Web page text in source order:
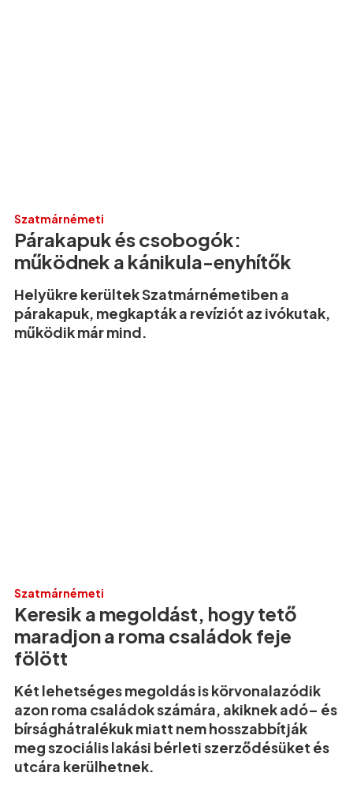
Szatmárnémeti
Párakapuk és csobogók:
működnek a kánikula-enyhítők
Helyükre kerültek Szatmárnémetiben a
párakapuk, megkapták a revíziót az ivókutak,
működik már mind.
Szatmárnémeti
Keresik a megoldást, hogy tető
maradjon a roma családok feje
fölött
Két lehetséges megoldás is körvonalazódik
azon roma családok számára, akiknek adó– és
bírsághátralékuk miatt nem hosszabbítják
meg szociális lakási bérleti szerződésüket és
utcára kerülhetnek.